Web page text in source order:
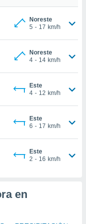
Noreste
5 - 17 km/h
Noreste
4 - 14 km/h
Este
4 - 12 km/h
Este
6 - 17 km/h
Este
2 - 16 km/h
en